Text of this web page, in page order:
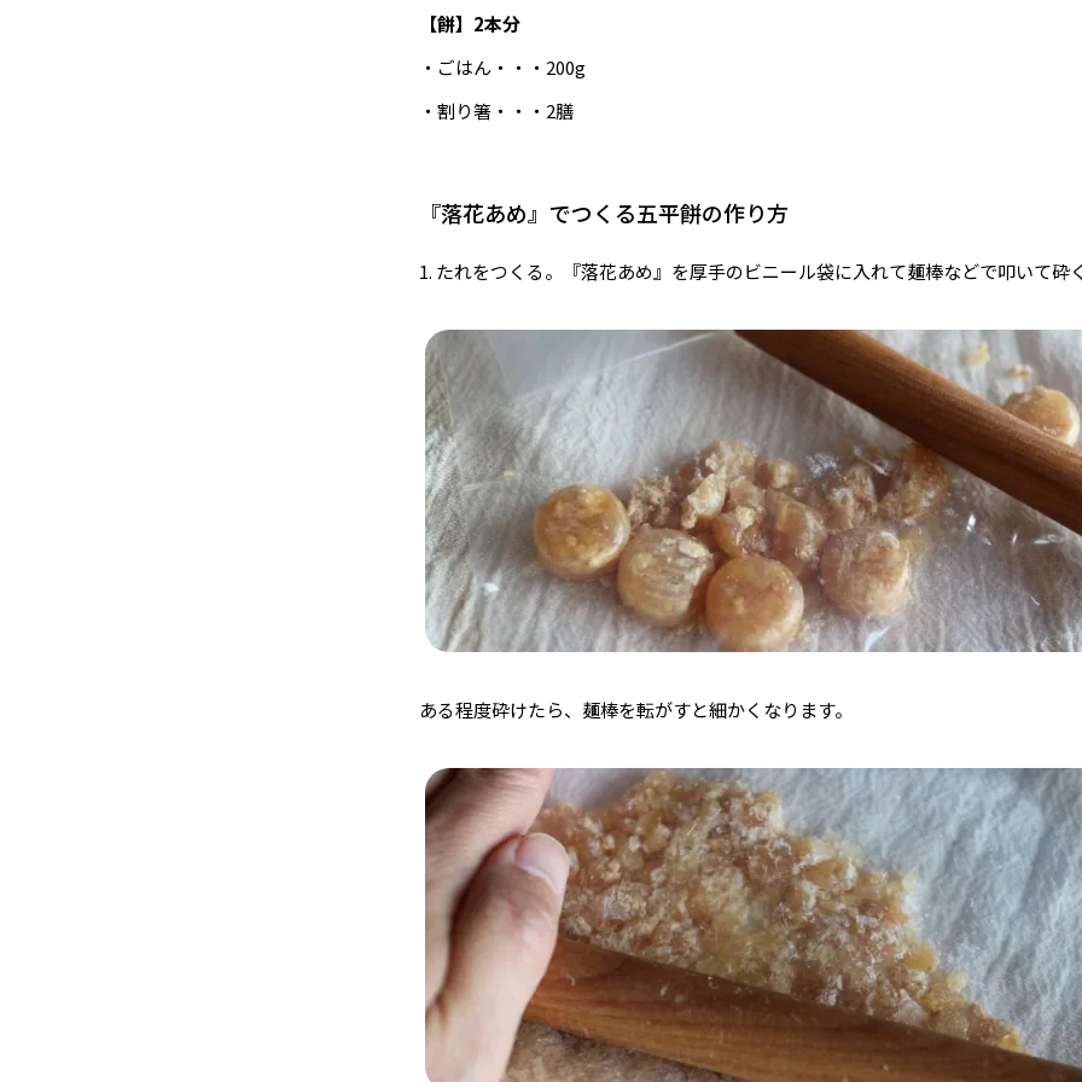
【餅】2本分
・ごはん・・・200g
・割り箸・・・2膳
『落花あめ』でつくる五平餅の作り方
1. たれをつくる。『落花あめ』を厚手のビニール袋に入れて麺棒などで叩いて砕
ある程度砕けたら、麺棒を転がすと細かくなります。